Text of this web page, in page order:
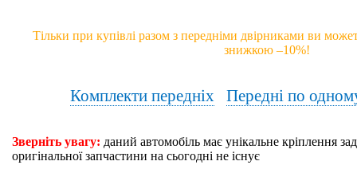
Тільки при купівлі разом з передніми двірниками ви
знижкою –10%!
Комплекти передніх Передні по
Зверніть увагу: даний автомобіль має унікальне кріплення
оригінальної запчастини на сьогодні не існує